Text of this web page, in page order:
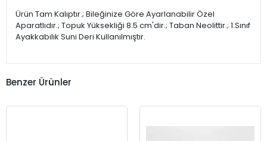
Ürün Tam Kalıptır.; Bileğinize Göre Ayarlanabilir Özel
Aparatlıdır.; Topuk Yüksekliği 8.5 cm'dir.; Taban Neolittir.; 1.Sınıf
Ayakkabılık Suni Deri Kullanılmıştır.
Benzer Ürünler